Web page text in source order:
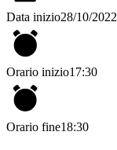
Data inizio28/10/2022
Orario inizio17:30
Orario fine18:30